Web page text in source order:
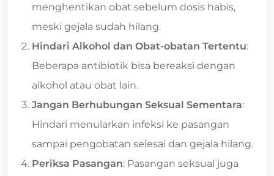
menghentikan obat sebelum dosis habis,
meski gejala sudah hilang.
Hindari Alkohol dan Obat-obatan Tertentu:
Beberapa antibiotik bisa bereaksi dengan
alkohol atau obat lain.
Jangan Berhubungan Seksual Sementara:
Hindari menularkan infeksi ke pasangan
sampai pengobatan selesai dan gejala hilang.
Periksa Pasangan: Pasangan seksual juga